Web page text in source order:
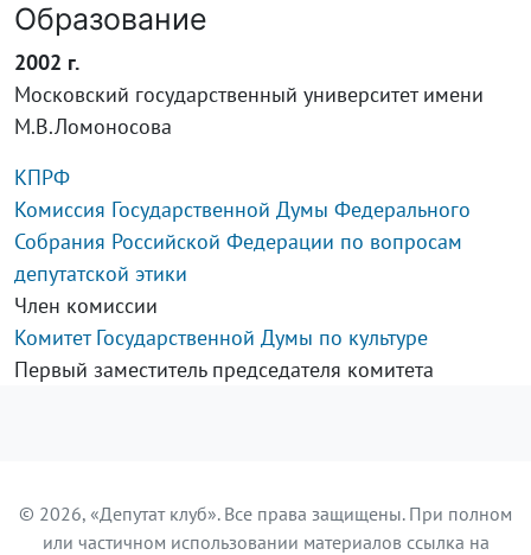
Образование
2002 г.
Московский государственный университет имени
М.В.Ломоносова
КПРФ
Комиссия Государственной Думы Федерального
Собрания Российской Федерации по вопросам
депутатской этики
Член комиссии
Комитет Государственной Думы по культуре
Первый заместитель председателя комитета
© 2026, «Депутат клуб». Все права защищены. При полном
или частичном использовании материалов ссылка на